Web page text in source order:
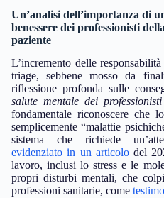
Un’analisi dell’importanza di
benessere dei professionisti
paziente
L’incremento delle
triage, sebbene mosso da
riflessione profonda sulle
salute mentale dei professionisti
fondamentale riconoscere che
semplicemente “malattie
sistema che richiede
evidenziato in un articolodel
lavoro, inclusi lo stress e le
propri disturbi mentali, che
professioni sanitarie, come